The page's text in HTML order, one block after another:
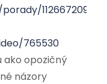
1126672097-
765530
ako opozičný
názory